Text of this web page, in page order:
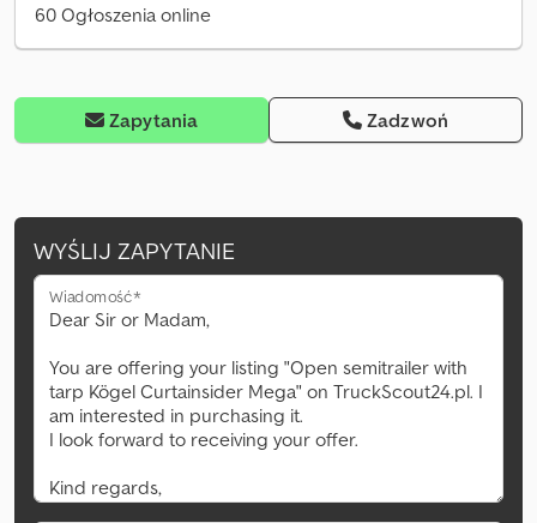
60 Ogłoszenia online
Zapytania Zadzwoń
WYŚLIJ ZAPYTANIE
Wiadomość*